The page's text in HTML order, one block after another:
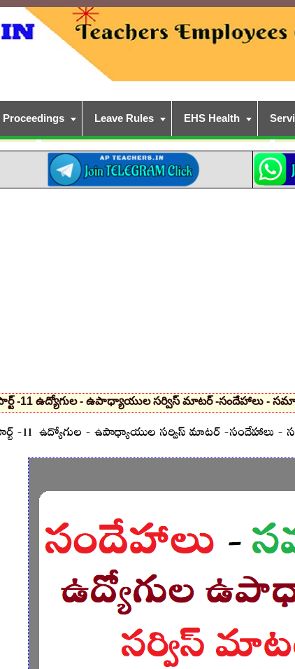
Proceedings Leave Rules EHS Health
-11 ఉద్యోగుల - ఉపాధ్యాయుల సర్విస్ మాటర్ -సందేహాలు -
-11 ఉద్యోగుల - ఉపాధ్యాయుల సర్విస్ మాటర్ -సందేహాలు -